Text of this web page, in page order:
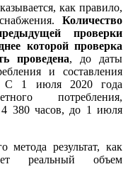
как правило,
Количество
проверки
которой проверка
проведена, до даты
и составления
С 1 июля 2020 года
потребления,
4 380 часов, до 1 июля
метода результат, как
реальный объем